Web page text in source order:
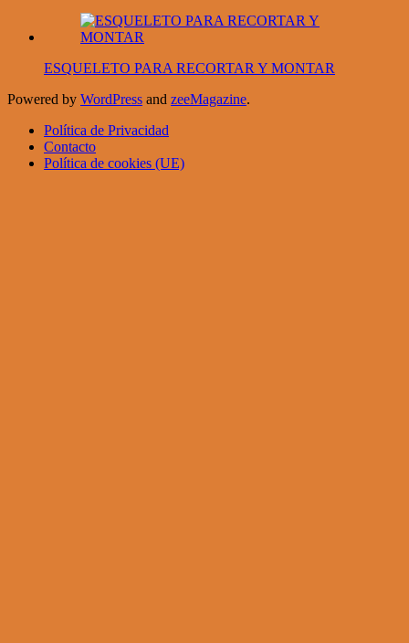
ESQUELETO PARA RECORTAR Y MONTAR
Powered by WordPress and zeeMagazine.
Política de Privacidad
Contacto
Política de cookies (UE)